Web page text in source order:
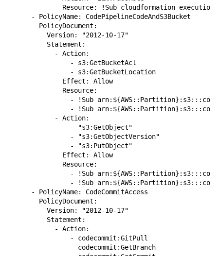
Resource: !Sub cloudformation-
      - PolicyName: CodePipelineCodeAndS3Bucket
        PolicyDocument:
          Version: "2012-10-17"
          Statement:
            - Action:
                - s3:GetBucketAcl
                - s3:GetBucketLocation
              Effect: Allow
              Resource:
- !Sub
- !Sub
            - Action:
                - "s3:GetObject"
                - "s3:GetObjectVersion"
                - "s3:PutObject"
              Effect: Allow
              Resource:
- !Sub
- !Sub
      - PolicyName: CodeCommitAccess
        PolicyDocument:
          Version: "2012-10-17"
          Statement:
            - Action:
                - codecommit:GitPull
                - codecommit:GetBranch